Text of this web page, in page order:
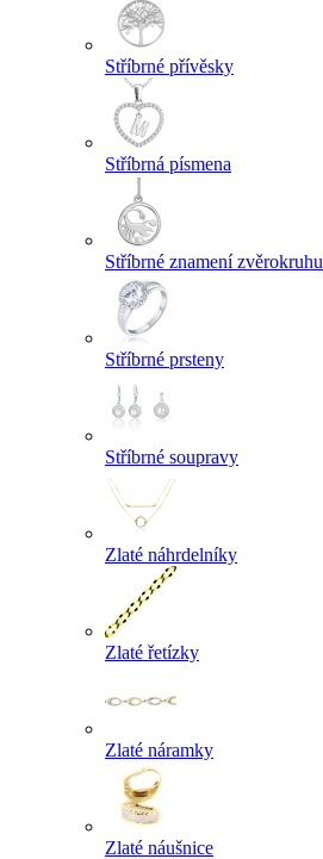
Stříbrné přívěsky
Stříbrná písmena
Stříbrné znamení zvěrokruhu
Stříbrné prsteny
Stříbrné soupravy
Zlaté náhrdelníky
Zlaté řetízky
Zlaté náramky
Zlaté náušnice